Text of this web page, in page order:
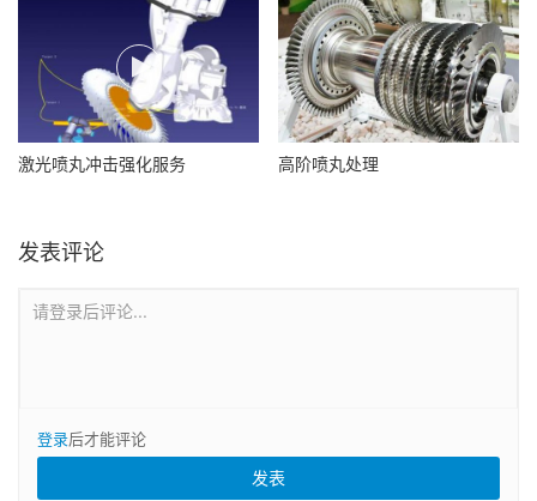
激光喷丸冲击强化服务 高阶喷丸处理
发表评论
请登录后评论...
登录后才能评论